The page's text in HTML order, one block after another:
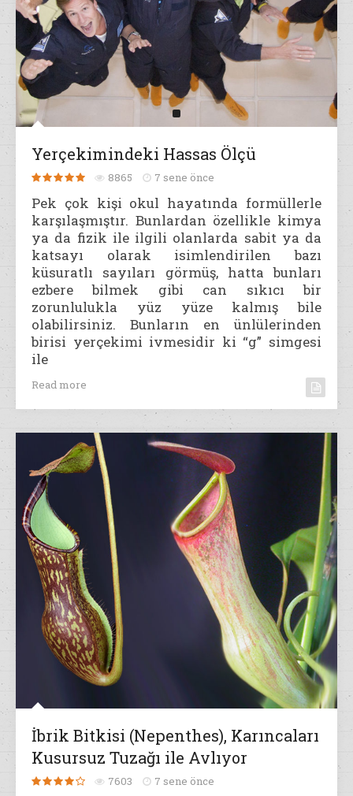
Yerçekimindeki Hassas Ölçü
8865 7 sene önce
Pek çok kişi okul hayatında formüllerle
karşılaşmıştır. Bunlardan özellikle kimya
ya da fizik ile ilgili olanlarda sabit ya da
katsayı olarak isimlendirilen bazı
küsuratlı sayıları görmüş, hatta bunları
ezbere bilmek gibi can sıkıcı bir
zorunlulukla yüz yüze kalmış bile
olabilirsiniz. Bunların en ünlülerinden
birisi yerçekimi ivmesidir ki “g” simgesi
ile
Read more
İbrik Bitkisi (Nepenthes), Karıncaları
Kusursuz Tuzağı ile Avlıyor
7603 7 sene önce